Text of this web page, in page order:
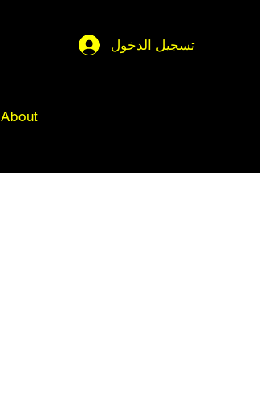
تسجيل الدخول
About